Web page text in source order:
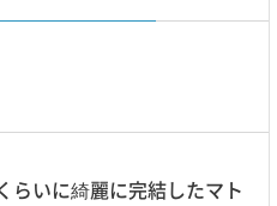
らいに綺麗に完結したマト